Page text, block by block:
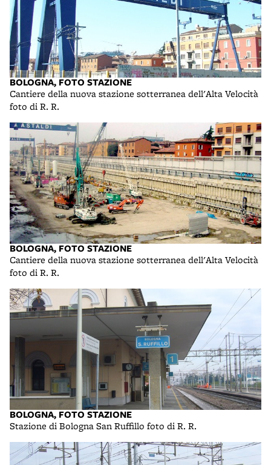
BOLOGNA, FOTO STAZIONE
Cantiere della nuova stazione sotterranea dell'Alta Velocità
foto di R. R.
BOLOGNA, FOTO STAZIONE
Cantiere della nuova stazione sotterranea dell'Alta Velocità
foto di R. R.
BOLOGNA, FOTO STAZIONE
Stazione di Bologna San Ruffillo foto di R. R.